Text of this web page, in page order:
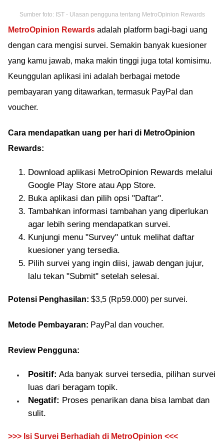
Sumber foto: IST - Ulasan pengguna tentang MetroOpinion Rewards
MetroOpinion Rewards adalah platform bagi-bagi uang
dengan cara mengisi survei. Semakin banyak kuesioner
yang kamu jawab, maka makin tinggi juga total komisimu.
Keunggulan aplikasi ini adalah berbagai metode
pembayaran yang ditawarkan, termasuk PayPal dan
voucher.
Cara mendapatkan uang per hari di MetroOpinion
Rewards:
Download aplikasi MetroOpinion Rewards melalui
Google Play Store atau App Store.
Buka aplikasi dan pilih opsi "Daftar".
Tambahkan informasi tambahan yang diperlukan
agar lebih sering mendapatkan survei.
Kunjungi menu "Survey" untuk melihat daftar
kuesioner yang tersedia.
Pilih survei yang ingin diisi, jawab dengan jujur,
lalu tekan "Submit" setelah selesai.
Potensi Penghasilan: $3,5 (Rp59.000) per survei.
Metode Pembayaran: PayPal dan voucher.
Review Pengguna:
Positif: Ada banyak survei tersedia, pilihan survei
luas dari beragam topik.
Negatif: Proses penarikan dana bisa lambat dan
sulit.
>>> Isi Survei Berhadiah di MetroOpinion <<<